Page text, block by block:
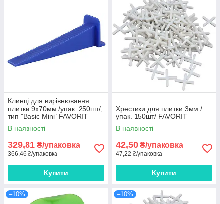
Клинці для вирівнювання
плитки 9х70мм /упак. 250шт/,
тип "Basic Mini" FAVORIT
В наявності
329,81 ₴/упаковка
366,46 ₴/упаковка
Купити
Хрестики для плитки 3мм /
упак. 150шт/ FAVORIT
В наявності
42,50 ₴/упаковка
47,22 ₴/упаковка
Купити
–10% –10%